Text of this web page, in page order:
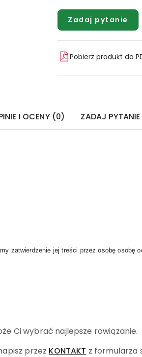
Zadaj pytanie
Pobierz produkt do
I OCENY (0) ZADAJ PYTANIE
zatwierdzenie jej treści przez osobę osobę
Ci wybrać najlepsze rowiązanie.
przez KONTAKT z formularza